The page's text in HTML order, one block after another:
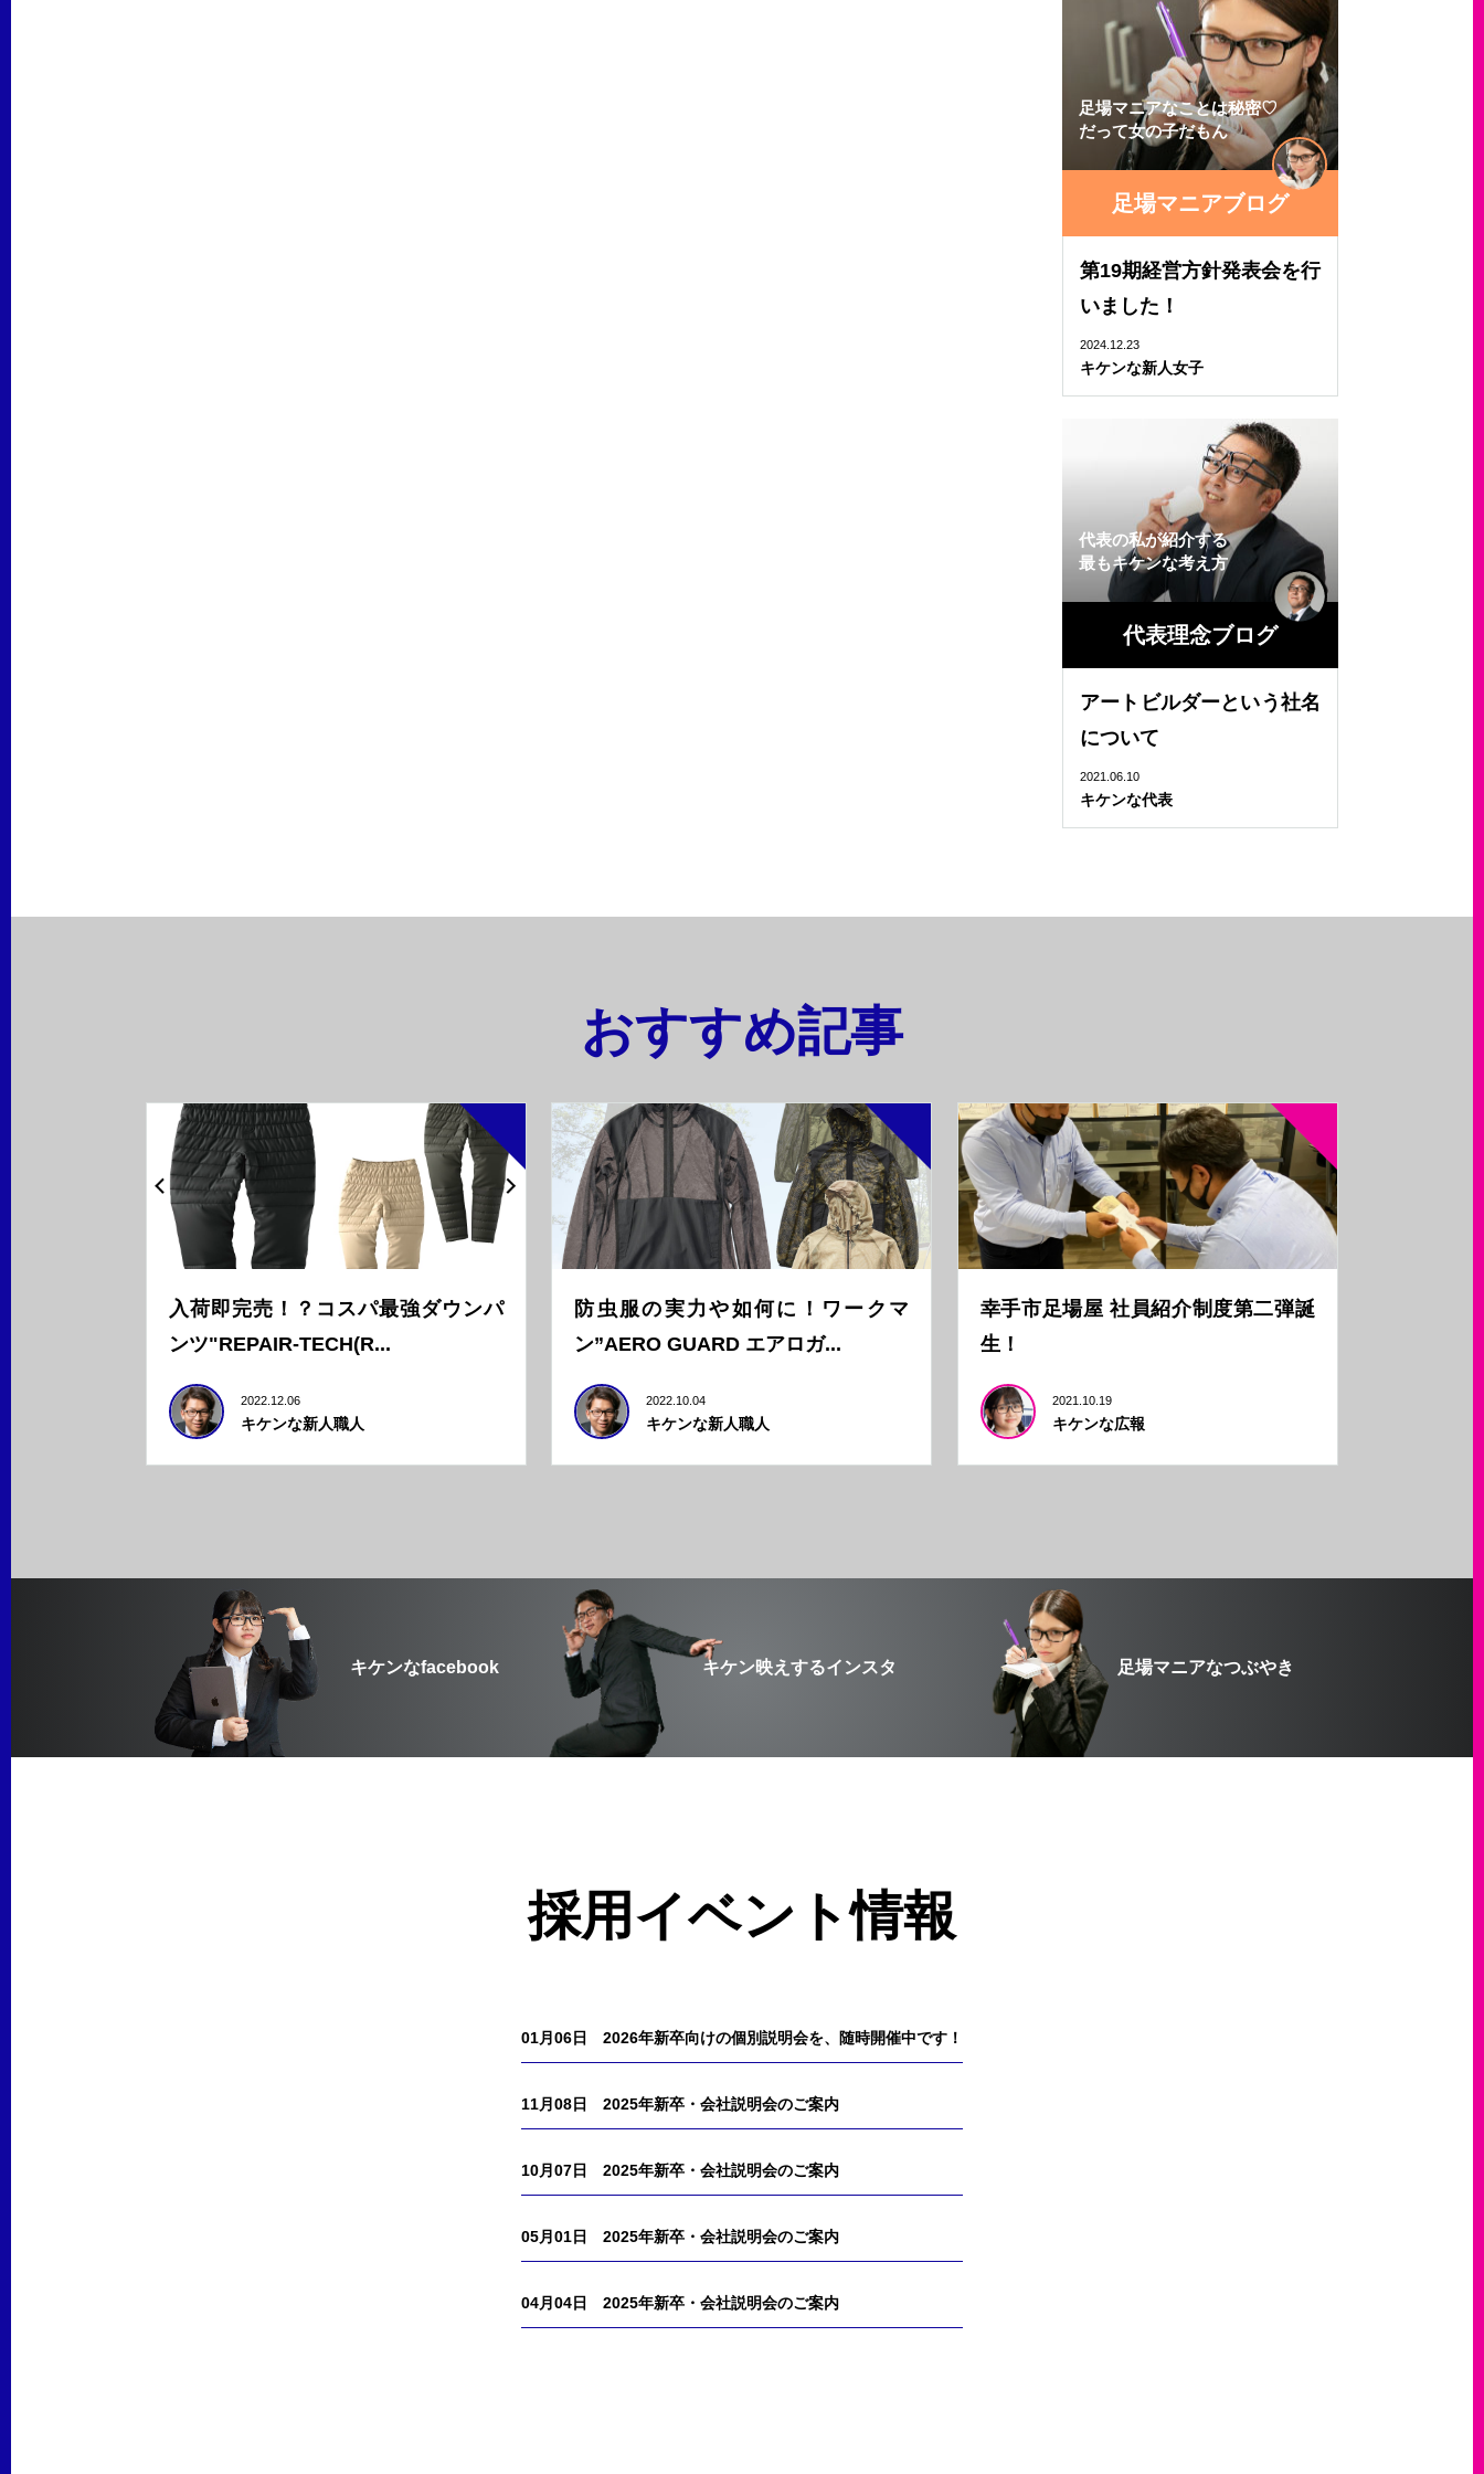
足場マニアなことは秘密♡
だって女の子だもん
足場マニアブログ
第19期経営方針発表会を行
いました！
2024.12.23
キケンな新人女子
代表の私が紹介する
最もキケンな考え方
代表理念ブログ
アートビルダーという社名
について
2021.06.10
キケンな代表
おすすめ記事
入荷即完売！？コスパ最強ダウンパ
ンツ"REPAIR-TECH(R...
2022.12.06
キケンな新人職人
防虫服の実力や如何に！ワークマ
ン”AERO GUARD エアロガ...
2022.10.04
キケンな新人職人
幸手市足場屋 社員紹介制度第二弾誕
生！
2021.10.19
キケンな広報
キケンなfacebook キケン映えするインスタ 足場マニアなつぶやき
採用イベント情報
01月06日 2026年新卒向けの個別説明会を、随時開催中です！
11月08日 2025年新卒・会社説明会のご案内
10月07日 2025年新卒・会社説明会のご案内
05月01日 2025年新卒・会社説明会のご案内
04月04日 2025年新卒・会社説明会のご案内